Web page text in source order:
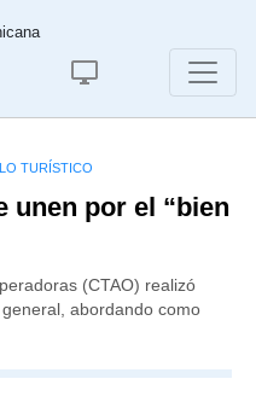
TURÍSTICO
unen por el “bien
(CTAO) realizó
abordando como